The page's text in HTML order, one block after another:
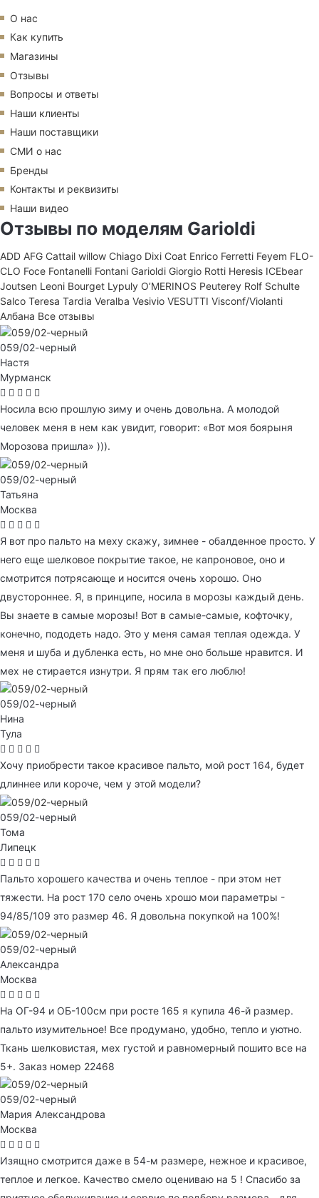
О нас
Как купить
Магазины
Отзывы
Вопросы и ответы
Наши клиенты
Наши поставщики
СМИ о нас
Бренды
Контакты и реквизиты
Наши видео
Отзывы по моделям Garioldi
ADD AFG Cattail willow Chiago Dixi Coat Enrico Ferretti Feyem FLO-
CLO Foce Fontanelli Fontani Garioldi Giorgio Rotti Heresis ICEbear
Joutsen Leoni Bourget Lypuly O’MERINOS Peuterey Rolf Schulte
Salco Teresa Tardia Veralba Vesivio VESUTTI Visconf/Violanti
Албана Все отзывы
059/02-черный
Настя
Мурманск
Носила всю прошлую зиму и очень довольна. А молодой
человек меня в нем как увидит, говорит: «Вот моя боярыня
Морозова пришла» ))).
059/02-черный
Татьяна
Москва
Я вот про пальто на меху скажу, зимнее - обалденное просто. У
него еще шелковое покрытие такое, не капроновое, оно и
смотрится потрясающе и носится очень хорошо. Оно
двустороннее. Я, в принципе, носила в морозы каждый день.
Вы знаете в самые морозы! Вот в самые-самые, кофточку,
конечно, пододеть надо. Это у меня самая теплая одежда. У
меня и шуба и дубленка есть, но мне оно больше нравится. И
мех не стирается изнутри. Я прям так его люблю!
059/02-черный
Нина
Тула
Хочу приобрести такое красивое пальто, мой рост 164, будет
длиннее или короче, чем у этой модели?
059/02-черный
Тома
Липецк
Пальто хорошего качества и очень теплое - при этом нет
тяжести. На рост 170 село очень хрошо мои параметры -
94/85/109 это размер 46. Я довольна покупкой на 100%!
059/02-черный
Александра
Москва
На ОГ-94 и ОБ-100см при росте 165 я купила 46-й размер.
пальто изумительное! Все продумано, удобно, тепло и уютно.
Ткань шелковистая, мех густой и равномерный пошито все на
5+. Заказ номер 22468
059/02-черный
Мария Александрова
Москва
Изящно смотрится даже в 54-м размере, нежное и красивое,
теплое и легкое. Качество смело оцениваю на 5 ! Спасибо за